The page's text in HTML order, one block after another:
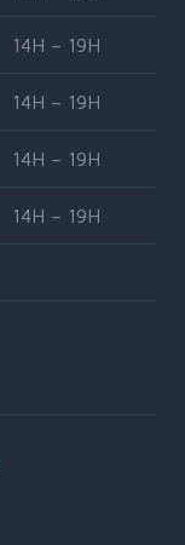
14H – 19H
14H – 19H
14H – 19H
14H – 19H